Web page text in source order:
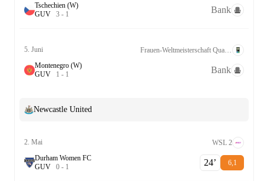
Tschechien (W)
GUV 3 - 1 Bank
5. Juni
Montenegro (W)
GUV 1 - 1 Bank
Newcastle United
2. Mai
WSL 2
Durham Women FC
GUV 0 - 1 24‎’‎ 6,1